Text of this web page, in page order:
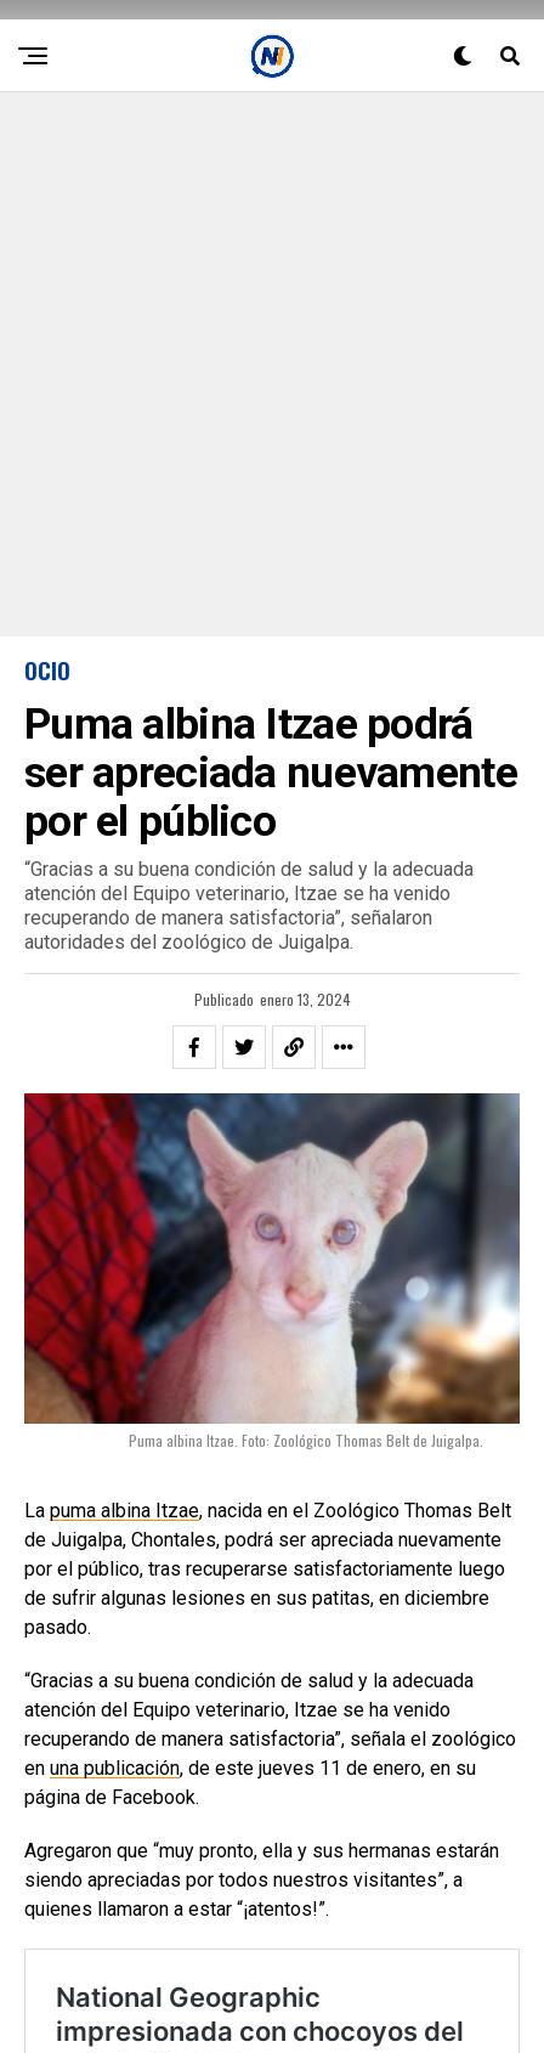
OCIO
Puma albina Itzae podrá
ser apreciada nuevamente
por el público
“Gracias a su buena condición de salud y la adecuada
atención del Equipo veterinario, Itzae se ha venido
recuperando de manera satisfactoria”, señalaron
autoridades del zoológico de Juigalpa.
Publicado enero 13, 2024
Puma albina Itzae. Foto: Zoológico Thomas Belt de Juigalpa.
La puma albina Itzae, nacida en el Zoológico Thomas Belt
de Juigalpa, Chontales, podrá ser apreciada nuevamente
por el público, tras recuperarse satisfactoriamente luego
de sufrir algunas lesiones en sus patitas, en diciembre
pasado.
“Gracias a su buena condición de salud y la adecuada
atención del Equipo veterinario, Itzae se ha venido
recuperando de manera satisfactoria”, señala el zoológico
en una publicación, de este jueves 11 de enero, en su
página de Facebook.
Agregaron que “muy pronto, ella y sus hermanas estarán
siendo apreciadas por todos nuestros visitantes”, a
quienes llamaron a estar “¡atentos!”.